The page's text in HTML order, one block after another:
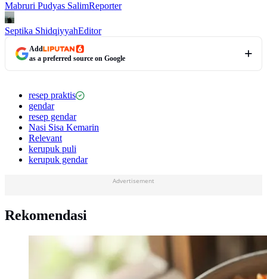
Mabruri Pudyas SalimReporter
Septika ShidqiyyahEditor
Add
as a preferred source on Google
resep praktis
gendar
resep gendar
Nasi Sisa Kemarin
Relevant
kerupuk puli
kerupuk gendar
Advertisement
Rekomendasi